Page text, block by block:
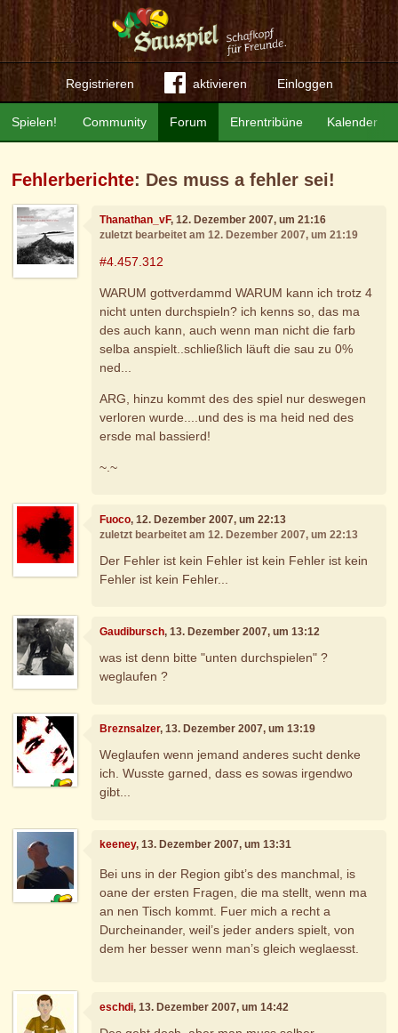
Registrieren aktivieren Einloggen
Community Forum Ehrentribüne Kalender
Spielen!
Fehlerberichte: Des muss a fehler sei!
Thanathan_vF, 12. Dezember 2007, um 21:16
zuletzt bearbeitet am 12. Dezember 2007, um 21:19
#4.457.312
WARUM gottverdammd WARUM kann ich trotz 4
nicht unten durchspieln? ich kenns so, das ma
des auch kann, auch wenn man nicht die farb
selba anspielt..schließlich läuft die sau zu 0%
ned...
ARG, hinzu kommt des des spiel nur deswegen
verloren wurde....und des is ma heid ned des
ersde mal bassierd!
~.~
Fuoco, 12. Dezember 2007, um 22:13
zuletzt bearbeitet am 12. Dezember 2007, um 22:13
Der Fehler ist kein Fehler ist kein Fehler ist kein
Fehler ist kein Fehler...
Gaudibursch, 13. Dezember 2007, um 13:12
was ist denn bitte "unten durchspielen" ?
weglaufen ?
Breznsalzer, 13. Dezember 2007, um 13:19
Weglaufen wenn jemand anderes sucht denke
ich. Wusste garned, dass es sowas irgendwo
gibt...
keeney, 13. Dezember 2007, um 13:31
Bei uns in der Region gibt’s des manchmal, is
oane der ersten Fragen, die ma stellt, wenn ma
an nen Tisch kommt. Fuer mich a recht a
Durcheinander, weil’s jeder anders spielt, von
dem her besser wenn man’s gleich weglaesst.
eschdi, 13. Dezember 2007, um 14:42